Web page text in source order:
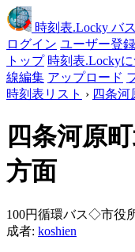
時刻表.Locky バ
ログイン ユーザー登録
トップ 時刻表.Locky
線編集 アップロード
時刻表リスト › 四条河
四条河原
方面
100円循環バス◇市役
成者: koshien